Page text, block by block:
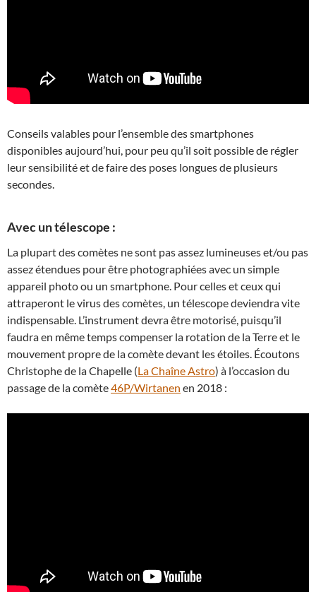
Conseils valables pour l’ensemble des smartphones
disponibles aujourd’hui, pour peu qu’il soit possible de régler
leur sensibilité et de faire des poses longues de plusieurs
secondes.
Avec un télescope :
La plupart des comètes ne sont pas assez lumineuses et/ou pas
assez étendues pour être photographiées avec un simple
appareil photo ou un smartphone. Pour celles et ceux qui
attraperont le virus des comètes, un télescope deviendra vite
indispensable. L’instrument devra être motorisé, puisqu’il
faudra en même temps compenser la rotation de la Terre et le
mouvement propre de la comète devant les étoiles. Écoutons
Christophe de la Chapelle (La Chaîne Astro) à l’occasion du
passage de la comète46P/Wirtanen en 2018 :